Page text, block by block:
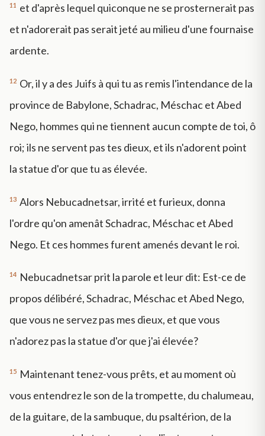
11 et d'après lequel quiconque ne se prosternerait pas
et n'adorerait pas serait jeté au milieu d'une fournaise
ardente.
12 Or, il y a des Juifs à qui tu as remis l'intendance de la
province de Babylone, Schadrac, Méschac et Abed
Nego, hommes qui ne tiennent aucun compte de toi, ô
roi; ils ne servent pas tes dieux, et ils n'adorent point
la statue d'or que tu as élevée.
13 Alors Nebucadnetsar, irrité et furieux, donna
l'ordre qu'on amenât Schadrac, Méschac et Abed
Nego. Et ces hommes furent amenés devant le roi.
14 Nebucadnetsar prit la parole et leur dit: Est-ce de
propos délibéré, Schadrac, Méschac et Abed Nego,
que vous ne servez pas mes dieux, et que vous
n'adorez pas la statue d'or que j'ai élevée?
15 Maintenant tenez-vous prêts, et au moment où
vous entendrez le son de la trompette, du chalumeau,
de la guitare, de la sambuque, du psaltérion, de la